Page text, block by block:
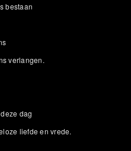
bestaan
verlangen.
dag
liefde en vrede.